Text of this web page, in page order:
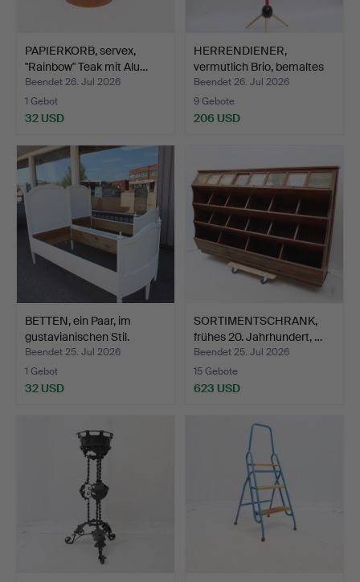
PAPIERKORB, servex,
"Rainbow" Teak mit Alu…
Beendet 26. Jul 2026
1 Gebot
32 USD
HERRENDIENER,
vermutlich Brio, bemaltes
Ho…
Beendet 26. Jul 2026
9 Gebote
206 USD
BETTEN, ein Paar, im
gustavianischen Stil.
Beendet 25. Jul 2026
1 Gebot
32 USD
SORTIMENTSCHRANK,
frühes 20. Jahrhundert, …
Beendet 25. Jul 2026
15 Gebote
623 USD